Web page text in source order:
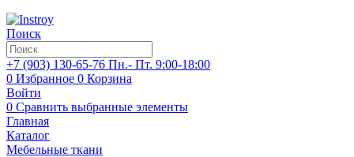
Поиск
+7 (903) 130-65-76 Пн.- Пт. 9:00-18:00
0 Избранное 0 Корзина
Войти
0 Сравнить выбранные элементы
Главная
Каталог
Мебельные ткани